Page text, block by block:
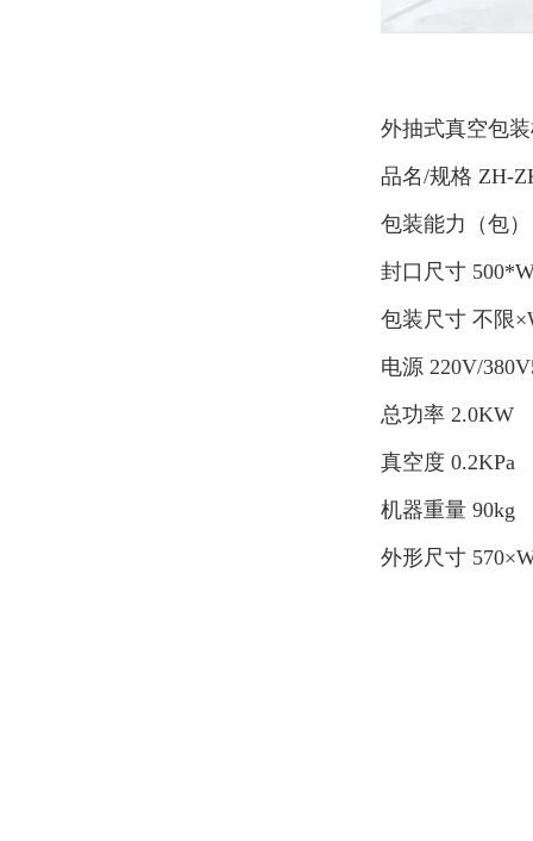
外抽式真空包
品名/规格 ZH-
包装能力（包
封口尺寸
包装尺寸 不限
电源 220V/
总功率 2.0KW
真空度 0.2KPa
机器重量 90kg
外形尺寸